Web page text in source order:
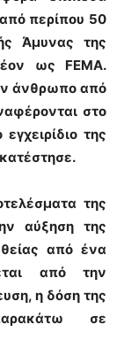
περίπου 50
Άμυνας της
ως FEMA.
άνθρωπο από
στο
της
της
αύξηση της
από ένα
από την
η δόση της
σε